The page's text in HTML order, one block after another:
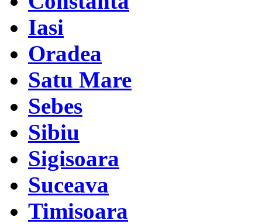
Iasi
Oradea
Satu Mare
Sebes
Sibiu
Sigisoara
Suceava
Timisoara